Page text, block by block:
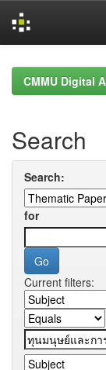
navigationCMMU Digital
Search
Search:
for
Current filters: